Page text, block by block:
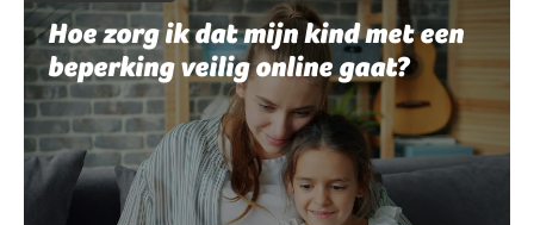
Hoe zorg ik dat mijn kind met een
beperking veilig online gaat?